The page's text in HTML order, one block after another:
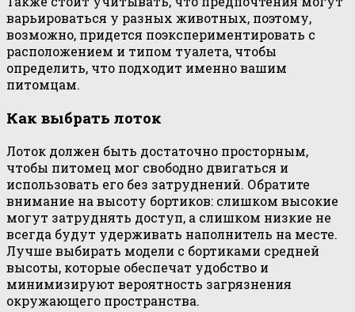
варьироваться у разных животных, поэтому,
возможно, придется поэкспериментировать с
расположением и типом туалета, чтобы
определить, что подходит именно вашим
питомцам.
Как выбрать лоток
Лоток должен быть достаточно просторным,
чтобы питомец мог свободно двигаться и
использовать его без затруднений. Обратите
внимание на высоту бортиков: слишком высокие
могут затруднять доступ, а слишком низкие не
всегда будут удерживать наполнитель на месте.
Лучше выбирать модели с бортиками средней
высоты, которые обеспечат удобство и
минимизируют вероятность загрязнения
окружающего пространства.